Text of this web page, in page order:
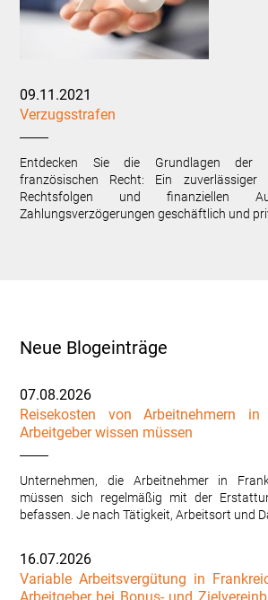
09.11.2021
Verzugsstrafen
Entdecken Sie die Grundlagen der
französischen Recht: Ein
Rechtsfolgen und finanziellen
Zahlungsverzögerungen geschäftlich und
Neue Blogeinträge
07.08.2026
Reisekosten von Arbeitnehmern in
Arbeitgeber wissen müssen
Unternehmen, die Arbeitnehmer in
müssen sich regelmäßig mit der
befassen. Je nach Tätigkeit, Arbeitsort und
16.07.2026
Variable Arbeitsvergütung in